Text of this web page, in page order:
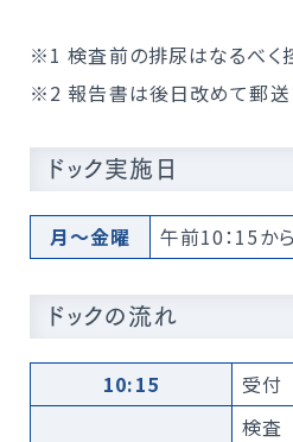
※1 検査前の排尿はなるべく
※2 報告書は後日改めて郵送
ドック実施日
月～金曜 午前10：15か
ドックの流れ
10:15
受付
検査